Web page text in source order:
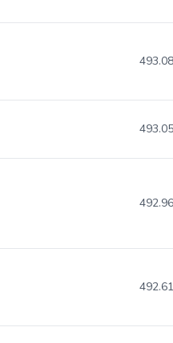
493.08
493.05
492.96
492.61